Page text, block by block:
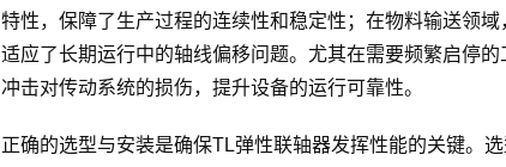
特性，保障了生产过程的连续性和稳定性；在物料输送领
适应了长期运行中的轴线偏移问题。尤其在需要频繁启停
冲击对传动系统的损伤，提升设备的运行可靠性。
正确的选型与安装是确保TL弹性联轴器发挥性能的关键。